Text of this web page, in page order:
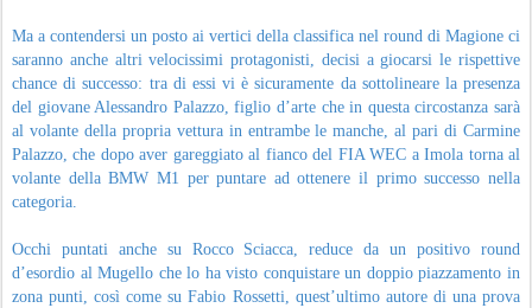
Ma a contendersi un posto ai vertici della classifica nel round di Magione ci
saranno anche altri velocissimi protagonisti, decisi a giocarsi le rispettive
chance di successo: tra di essi vi è sicuramente da sottolineare la presenza
del giovane Alessandro Palazzo, figlio d’arte che in questa circostanza sarà
al volante della propria vettura in entrambe le manche, al pari di Carmine
Palazzo, che dopo aver gareggiato al fianco del FIA WEC a Imola torna al
volante della BMW M1 per puntare ad ottenere il primo successo nella
categoria.
Occhi puntati anche su Rocco Sciacca, reduce da un positivo round
d’esordio al Mugello che lo ha visto conquistare un doppio piazzamento in
zona punti, così come su Fabio Rossetti, quest’ultimo autore di una prova